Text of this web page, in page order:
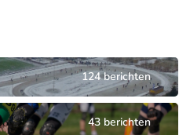
124 berichten
43 berichten